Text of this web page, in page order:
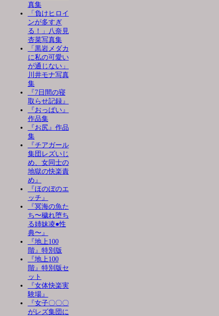
真集
「負けヒロイ
ンが多すぎ
る！」八奈見
杏菜写真集
「黒岩メダカ
に私の可愛い
が通じない」
川井モナ写真
集
『7日間の寝
取らせ記録』
『おっぱい』
作品集
『お尻』作品
集
『チアガール
集団レズいじ
め、女同士の
地獄の快楽責
め』
『ほのぼのエ
ッチ』
『冥海の魚た
ち〜穢れ堕ち
る姉妹凌●性
典〜』
『地上100
階』特別版
『地上100
階』特別版セ
ット
『女体快楽実
験場』
『女子〇〇〇
がレズ集団に